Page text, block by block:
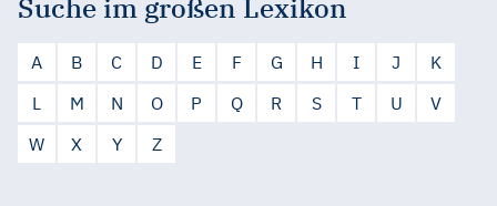
Suche im großen Lexikon
A B C D E F G H I J
K
L
M N O P Q R S T U
V
W
X Y Z